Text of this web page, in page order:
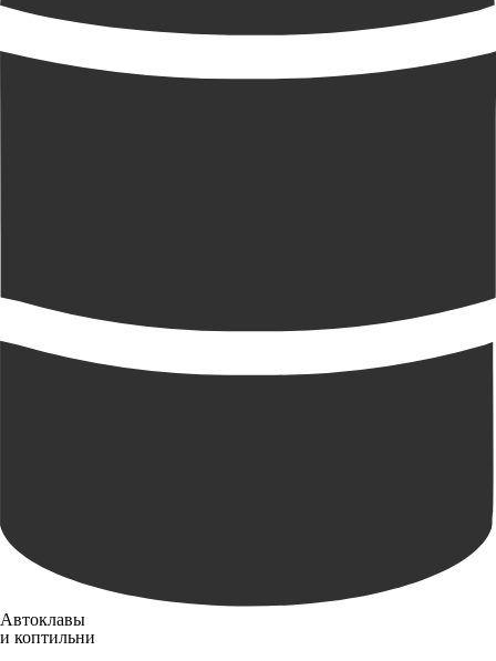
Автоклавы
и коптильни